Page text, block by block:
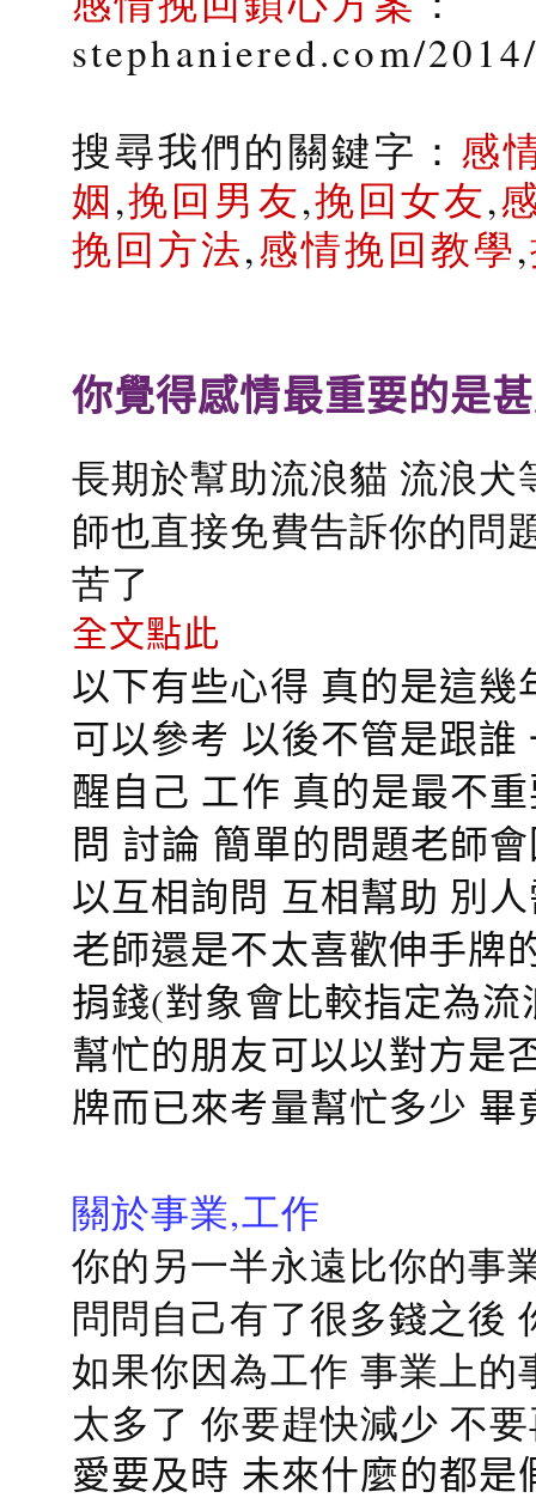
stephaniered.com/
搜尋我們的關鍵字： 感
姻,挽回男友,挽回女友,
挽回方法,感情挽回教學,
你覺得感情最重要的是
長期於幫助流浪貓 流浪
師也直接免費告訴你的問
苦了
全文點此
以下有些心得 真的是這
可以參考 以後不管是跟
醒自己 工作 真的是最不
問 討論 簡單的問題老師
以互相詢問 互相幫助 別
老師還是不太喜歡伸手牌
捐錢(對象會比較指定為
幫忙的朋友可以以對方是
牌而已來考量幫忙多少
關於事業,工作
你的另一半永遠比你的事
問問自己有了很多錢之後
如果你因為工作 事業上
太多了 你要趕快減少 不
愛要及時 未來什麼的都